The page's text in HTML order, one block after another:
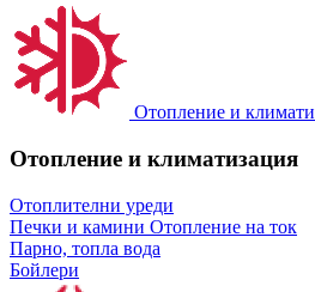
Отопление и
Отопление и климатизация
Отоплителни уреди
Печки и камини Отопление на ток
Парно, топла вода
Бойлери